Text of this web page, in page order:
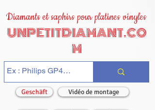
Diamants et saphirs pour platines vinyles
UNPETITDIAMANT.CO
M
Geschäft Vidéo de montage